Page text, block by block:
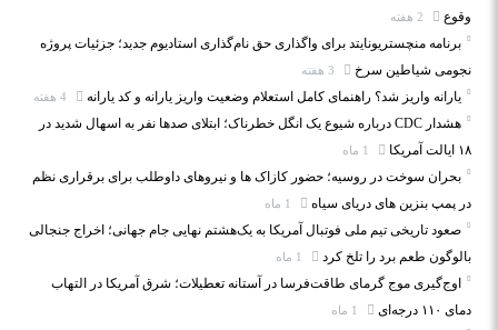
وقوع
برنامه منچستریونایتد برای واگذاری حق نام‌گذاری استادیوم جدید؛ جزئیات پروژه
نجومی شیاطین سرخ
یارانه واریز شد؟ راهنمای کامل استعلام وضعیت واریز یارانه و کد یارانه
هشدار CDC درباره شیوع یک انگل خطرناک؛ ابتلای صدها نفر به اسهال شدید در
۱۸ ایالت آمریکا
بحران سوخت در روسیه؛ حضور کازاک‌ ها و نیروهای داوطلب برای برقراری نظم
در پمپ بنزین‌ های دریای سیاه
صعود تاریخی تیم ملی فوتبال آمریکا به یک‌هشتم نهایی جام جهانی؛ اخراج جنجالی
بالوگون طعم برد را تلخ کرد
اوج‌گیری موج گرمای طاقت‌فرسا در آستانه تعطیلات؛ شرق آمریکا در التهاب
دمای ۱۱۰ درجه‌ای